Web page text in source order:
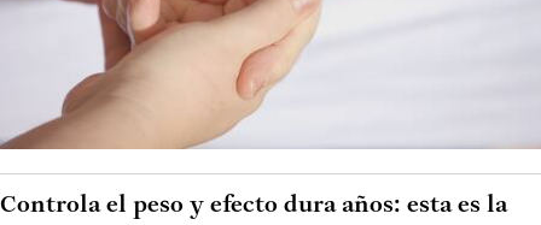
Controla el peso y efecto dura años: esta es la